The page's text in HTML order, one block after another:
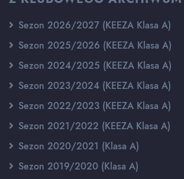
Sezon 2026/2027 (KEEZA Klasa A)
Sezon 2025/2026 (KEEZA Klasa A)
Sezon 2024/2025 (KEEZA Klasa A)
Sezon 2023/2024 (KEEZA Klasa A)
Sezon 2022/2023 (KEEZA Klasa A)
Sezon 2021/2022 (KEEZA Klasa A)
Sezon 2020/2021 (Klasa A)
Sezon 2019/2020 (Klasa A)